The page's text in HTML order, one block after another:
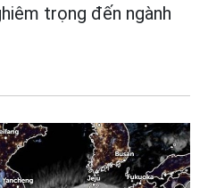
trọng đến ngành